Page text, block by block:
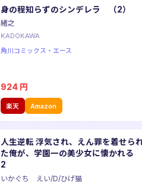
身の程知らずのシンデレラ （2）
緒之
KADOKAWA
角川コミックス・エース
924 円
楽天 Amazon
人生逆転 浮気され、えん罪を着せら
た俺が、学園一の美少女に懐かれる
2
いかぐち えい/D/ひげ猫